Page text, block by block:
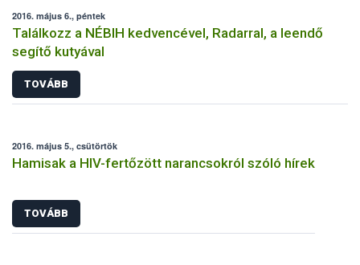
2016. május 6., péntek
Találkozz a NÉBIH kedvencével, Radarral, a leendő
segítő kutyával
TOVÁBB
2016. május 5., csütörtök
Hamisak a HIV-fertőzött narancsokról szóló hírek
TOVÁBB